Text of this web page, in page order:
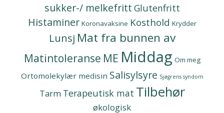
sukker-/ melkefritt Glutenfritt
Histaminer Koronavaksine Kosthold Krydder
Lunsj Mat fra bunnen av
Matintoleranse ME Middag Om meg
Ortomolekylær medisin Salisylsyre Sjøgrens syndom
Tarm Terapeutisk mat Tilbehør
økologisk